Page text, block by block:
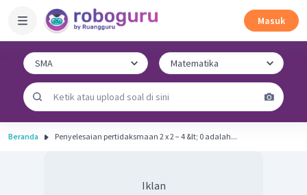
Masuk
Beranda Penyelesaian pertidaksmaan 2 x 2 − 4 &lt; 0 adalah...
Iklan